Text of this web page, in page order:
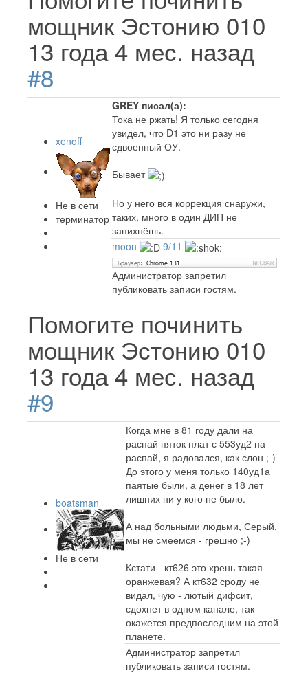
мощник Эстонию 010
13 года 4 мес. назад
#8
xenoff
Не в сети
терминатор
GREY писал(а):
Тока не ржать! Я только сегодня
увидел, что D1 это ни разу не
сдвоенный ОУ.
Бывает
Но у него вся коррекция снаружи,
таких, много в один ДИП не
запихнёшь.
moon
9/11
Администратор запретил
публиковать записи гостям.
Помогите починить
мощник Эстонию 010
13 года 4 мес. назад
#9
boatsman
Не в сети
Когда мне в 81 году дали на
распай пяток плат с 553уд2 на
распай, я радовался, как слон ;-)
До этого у меня только 140уд1а
паятые были, а денег в 18 лет
лишних ни у кого не было.
А над больными людьми, Серый,
мы не смеемся - грешно ;-)
Кстати - кт626 это хрень такая
оранжевая? А кт632 сроду не
видал, чую - лютый дифсит,
сдохнет в одном канале, так
окажется предпоследним на этой
планете.
Администратор запретил
публиковать записи гостям.